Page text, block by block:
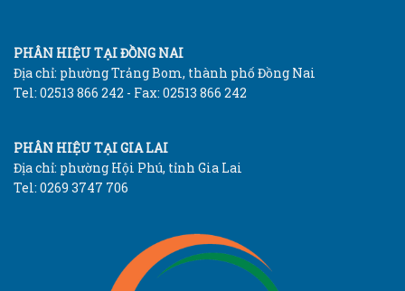
PHÂN HIỆU TẠI ĐỒNG NAI
Địa chỉ: phường Trảng Bom, thành phố Đồng Nai
Tel: 02513 866 242 - Fax: 02513 866 242
PHÂN HIỆU TẠI GIA LAI
Địa chỉ: phường Hội Phú, tỉnh Gia Lai
Tel: 0269 3747 706